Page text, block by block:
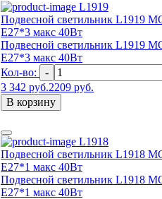
L1919
Подвесной светильник L1919
E27*3 макс 40Вт
Подвесной светильник L1919
E27*3 макс 40Вт
Кол-во:
-
3 342 руб.2209 руб.
В корзину
L1918
Подвесной светильник L1918
E27*1 макс 40Вт
Подвесной светильник L1918
E27*1 макс 40Вт